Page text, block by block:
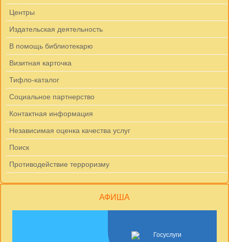
Центры
Издательская деятельность
В помощь библиотекарю
Визитная карточка
Тифло-каталог
Социальное партнерство
Контактная информация
Независимая оценка качества услуг
Поиск
Противодействие терроризму
АФИША